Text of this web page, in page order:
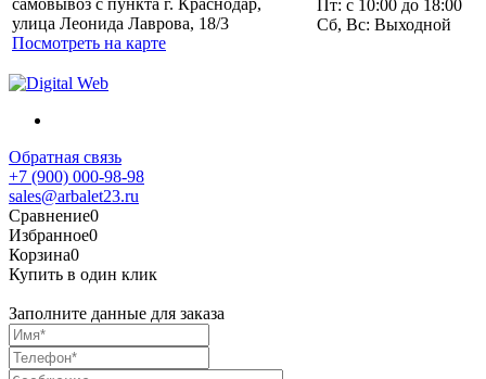
самовывоз с пункта г. Краснодар,
улица Леонида Лаврова, 18/3
Посмотреть на карте
Пт: с 10:00 до 18:00
Сб, Вс: Выходной
Обратная связь
+7 (900) 000-98-98
sales@arbalet23.ru
Сравнение0
Избранное0
Корзина0
Купить в один клик
Заполните данные для заказа